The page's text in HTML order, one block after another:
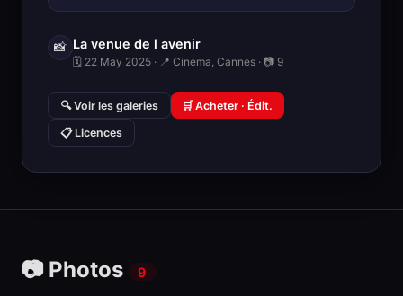
📸 La venue de l avenir
🗓 22 May 2025 · 📍 Cinema, Cannes · 📷 9
🔍 Voir les galeries 🛒 Acheter · Édit.
📋 Licences
📷 Photos 9